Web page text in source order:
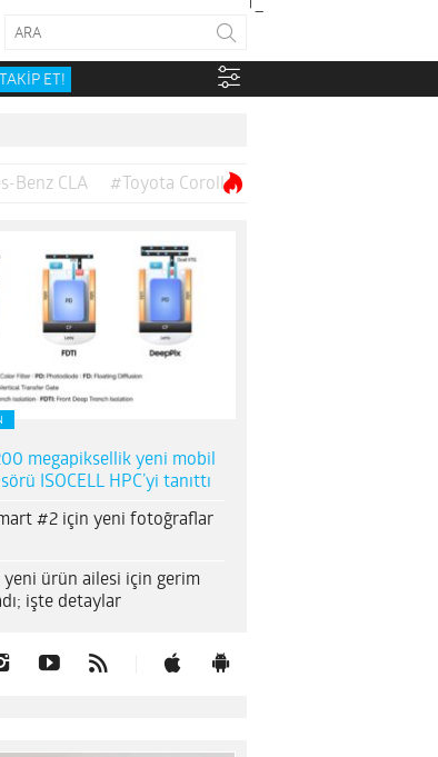
TAKİP ET!
Benz CLA #Toyota Corolla
megapiksellik yeni mobil
ISOCELL HPC’yi tanıttı
#2 için yeni fotoğraflar
yeni ürün ailesi için gerim
işte detaylar